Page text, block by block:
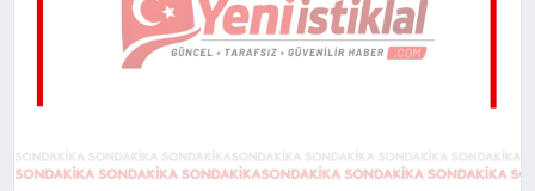
TEKNOLOJI